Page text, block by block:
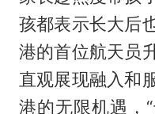
孩都表示长大后
港的首位航天员
直观展现融入和
港的无限机遇，